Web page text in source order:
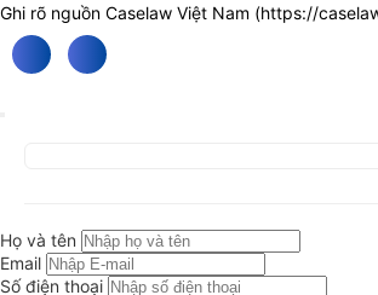
Ghi rõ nguồn Caselaw Việt Nam (https://
Họ và tên
Email
Số điện thoại